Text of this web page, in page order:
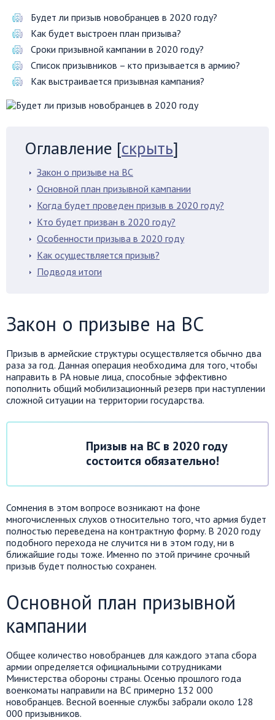
Будет ли призыв новобранцев в 2020 году?
Как будет выстроен план призыва?
Сроки призывной кампании в 2020 году?
Список призывников – кто призывается в армию?
Как выстраивается призывная кампания?
Оглавление [скрыть]
Закон о призыве на ВС
Основной план призывной кампании
Когда будет проведен призыв в 2020 году?
Кто будет призван в 2020 году?
Особенности призыва в 2020 году
Как осуществляется призыв?
Подводя итоги
Закон о призыве на ВС
Призыв в армейские структуры осуществляется обычно два
раза за год. Данная операция необходима для того, чтобы
направить в РА новые лица, способные эффективно
пополнить общий мобилизационный резерв при наступлении
сложной ситуации на территории государства.
Призыв на ВС в 2020 году
состоится обязательно!
Сомнения в этом вопросе возникают на фоне
многочисленных слухов относительно того, что армия будет
полностью переведена на контрактную форму. В 2020 году
подобного перехода не случится ни в этом году, ни в
ближайшие годы тоже. Именно по этой причине срочный
призыв будет полностью сохранен.
Основной план призывной
кампании
Общее количество новобранцев для каждого этапа сбора
армии определяется официальными сотрудниками
Министерства обороны страны. Осенью прошлого года
военкоматы направили на ВС примерно 132 000
новобранцев. Весной военные службы забрали около 128
000 призывников.